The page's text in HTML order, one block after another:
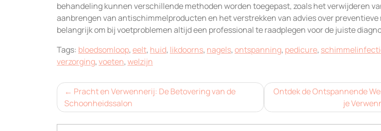
behandeling kunnen verschillende methoden worden toegepast, zoals het verwijderen
aanbrengen van antischimmelproducten en het verstrekken van advies over preventieve
belangrijk om bij voetproblemen altijd een professional te raadplegen voor de juiste
Tags: bloedsomloop,eelt, huid, likdoorns, nagels,ontspanning, pedicure,
verzorging,voeten,welzijn
Bericht
navigatie
Pracht en Verwennerij: De Betovering van de
Schoonheidssalon
Ontdek de Ontspannende
je